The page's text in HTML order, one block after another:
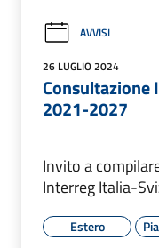
AVVISI
26 LUGLIO 2024
Consultazione
2021-2027
Invito a
Interreg Italia-
Estero